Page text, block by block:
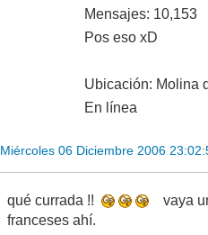
Mensajes: 10,153
Pos eso xD
Ubicación: Molina
En línea
Miércoles 06 Diciembre 2006
qué currada !!
vaya
franceses ahí.